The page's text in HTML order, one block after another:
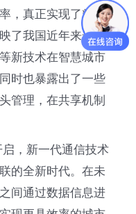
，真正实现了精准
了我国近年来运用
新技术在智慧城市
时也暴露出了一些
管理，在共享机制
，新一代通信技术
的全新时代。在未
间通过数据信息进